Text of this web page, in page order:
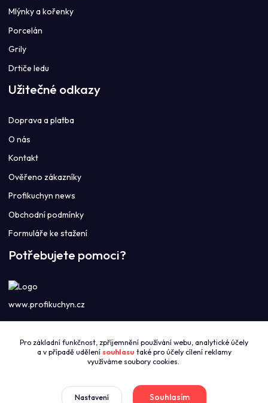
Mlýnky a kořenky
Porcelán
Grily
Drtiče ledu
Užitečné odkazy
Doprava a platba
O nás
Kontakt
Ověřeno zákazníky
Profikuchyn news
Obchodní podmínky
Formuláře ke stažení
Potřebujete pomoci?
www.profikuchyn.cz
+420774421626
(Po-Pá 8:00-16:00)
sales@profikuchyn.cz
Pro základní funkčnost, zpříjemnění používání webu, analytické účely
a v případě udělení souhlasu také pro účely cílení reklamy
využíváme soubory cookies.
Nastavení Souhlasím